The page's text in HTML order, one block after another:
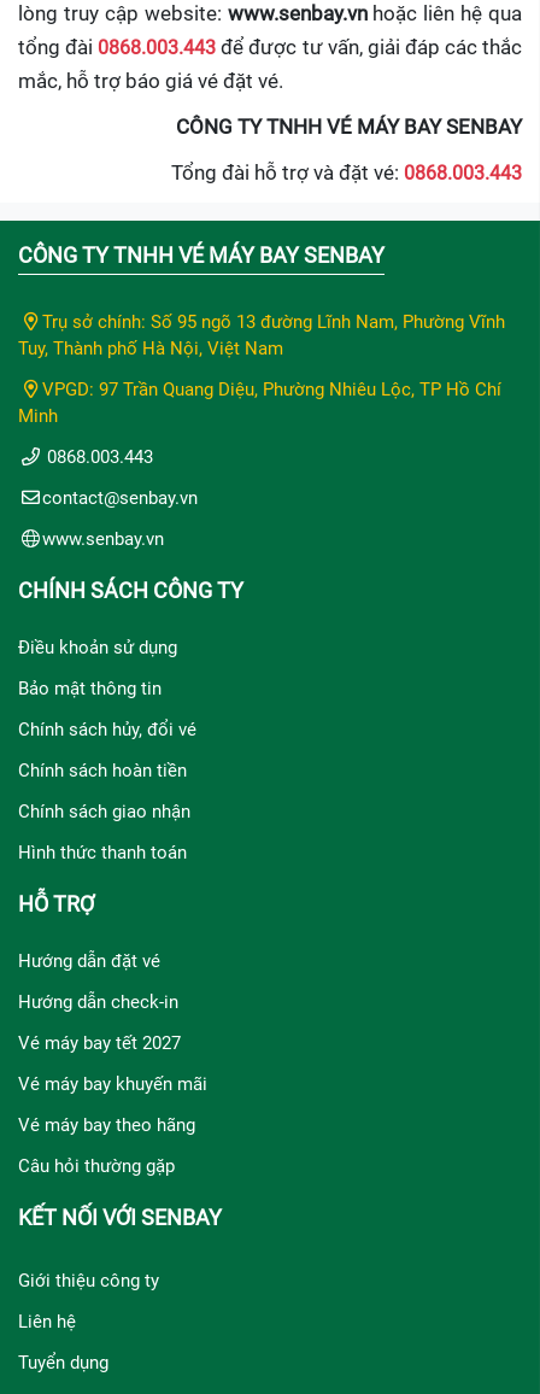
lòng truy cập website: www.senbay.vnhoặc liên hệ qua
tổng đài 0868.003.443 để được tư vấn, giải đáp các thắc
mắc, hỗ trợ báo giá vé đặt vé.
CÔNG TY TNHH VÉ MÁY BAY SENBAY
Tổng đài hỗ trợ và đặt vé: 0868.003.443
CÔNG TY TNHH VÉ MÁY BAY SENBAY
Trụ sở chính: Số 95 ngõ 13 đường Lĩnh Nam, Phường Vĩnh
Tuy, Thành phố Hà Nội, Việt Nam
VPGD: 97 Trần Quang Diệu, Phường Nhiêu Lộc, TP Hồ Chí
Minh
0868.003.443
contact@senbay.vn
www.senbay.vn
CHÍNH SÁCH CÔNG TY
Điều khoản sử dụng
Bảo mật thông tin
Chính sách hủy, đổi vé
Chính sách hoàn tiền
Chính sách giao nhận
Hình thức thanh toán
HỖ TRỢ
Hướng dẫn đặt vé
Hướng dẫn check-in
Vé máy bay tết 2027
Vé máy bay khuyến mãi
Vé máy bay theo hãng
Câu hỏi thường gặp
KẾT NỐI VỚI SENBAY
Giới thiệu công ty
Liên hệ
Tuyển dụng